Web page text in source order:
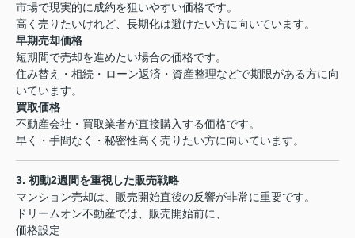
市場で現実的に成約を狙いやすい価格です。
高く売りたいけれど、長期化は避けたい方に向いています。
早期売却価格
短期間で売却を進めたい場合の価格です。
住み替え・相続・ローン返済・資産整理などで期限がある方に向
いています。
買取価格
不動産会社・買取業者が直接購入する価格です。
早く・手間なく・秘密性高く売りたい方に向いています。
3. 初動2週間を重視した販売戦略
マンション売却は、販売開始直後の反響が非常に重要です。
ドリームオン不動産では、販売開始前に、
価格設定